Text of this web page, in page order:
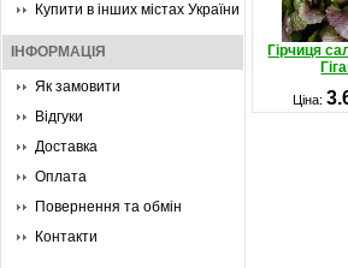
Купити в інших містах України
ІНФОРМАЦІЯ
Як замовити
Відгуки
Доставка
Оплата
Повернення та обмін
Контакти
Гірчиця
Ціна: